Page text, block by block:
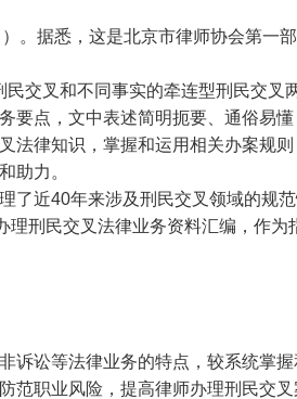
。据悉，这是北京市律师协会第一
民交叉和不同事实的牵连型刑民交叉
要点，文中表述简明扼要、通俗易
法律知识，掌握和运用相关办案规
助力。
了近40年来涉及刑民交叉领域的规
刑民交叉法律业务资料汇编，作为
诉讼等法律业务的特点，较系统掌握
范职业风险，提高律师办理刑民交